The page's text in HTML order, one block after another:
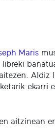
Maris
Aldiz
ekarri
aitzinean